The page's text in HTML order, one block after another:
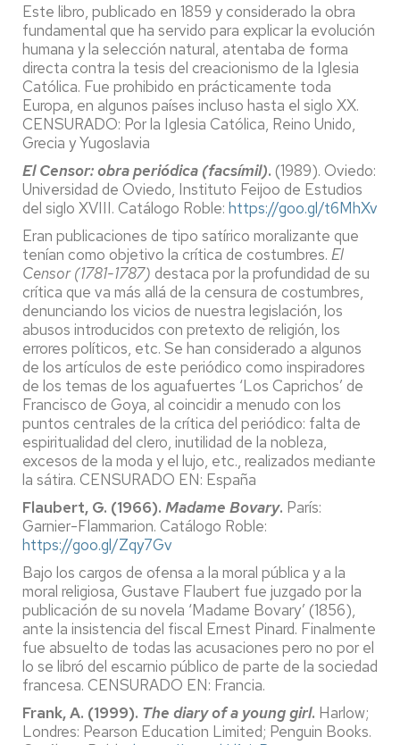
Este libro, publicado en 1859 y considerado la obra
fundamental que ha servido para explicar la evolución
humana y la selección natural, atentaba de forma
directa contra la tesis del creacionismo de la Iglesia
Católica. Fue prohibido en prácticamente toda
Europa, en algunos países incluso hasta el siglo XX.
CENSURADO: Por la Iglesia Católica, Reino Unido,
Grecia y Yugoslavia
El Censor: obra periódica (facsímil). (1989). Oviedo:
Universidad de Oviedo, Instituto Feijoo de Estudios
del siglo XVIII. Catálogo Roble: https://goo.gl/t6MhXv
Eran publicaciones de tipo satírico moralizante que
tenían como objetivo la crítica de costumbres. El
Censor (1781-1787) destaca por la profundidad de su
crítica que va más allá de la censura de costumbres,
denunciando los vicios de nuestra legislación, los
abusos introducidos con pretexto de religión, los
errores políticos, etc. Se han considerado a algunos
de los artículos de este periódico como inspiradores
de los temas de los aguafuertes ‘Los Caprichos’ de
Francisco de Goya, al coincidir a menudo con los
puntos centrales de la crítica del periódico: falta de
espiritualidad del clero, inutilidad de la nobleza,
excesos de la moda y el lujo, etc., realizados mediante
la sátira. CENSURADO EN: España
Flaubert, G. (1966). Madame Bovary. París:
Garnier-Flammarion. Catálogo Roble:
https://goo.gl/Zqy7Gv
Bajo los cargos de ofensa a la moral pública y a la
moral religiosa, Gustave Flaubert fue juzgado por la
publicación de su novela ‘Madame Bovary’ (1856),
ante la insistencia del fiscal Ernest Pinard. Finalmente
fue absuelto de todas las acusaciones pero no por el
lo se libró del escarnio público de parte de la sociedad
francesa. CENSURADO EN: Francia.
Frank, A. (1999). The diary of a young girl. Harlow;
Londres: Pearson Education Limited; Penguin Books.